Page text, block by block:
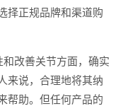
择正规品牌和渠道购
改善关节方面，确实
来说，合理地将其纳
帮助。但任何产品的